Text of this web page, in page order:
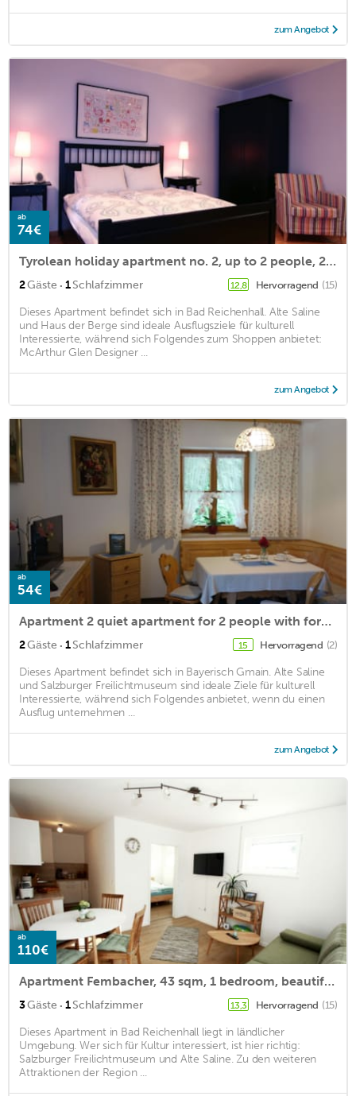
zum Angebot
ab
74€
Tyrolean holiday apartment no. 2, up to 2 people, 25 square meters
2Gäste · 1Schlafzimmer 12,8 Hervorragend (15)
Dieses Apartment befindet sich in Bad Reichenhall. Alte Saline
und Haus der Berge sind ideale Ausflugsziele für kulturell
Interessierte, während sich Folgendes zum Shoppen anbietet:
McArthur Glen Designer ...
zum Angebot
ab
54€
Apartment 2 quiet apartment for 2 people with forest views
2Gäste · 1Schlafzimmer 15 Hervorragend (2)
Dieses Apartment befindet sich in Bayerisch Gmain. Alte Saline
und Salzburger Freilichtmuseum sind ideale Ziele für kulturell
Interessierte, während sich Folgendes anbietet, wenn du einen
Ausflug unternehmen ...
zum Angebot
ab
110€
Apartment Fembacher, 43 sqm, 1 bedroom, beautiful sun terrace
3Gäste · 1Schlafzimmer 13,3 Hervorragend (15)
Dieses Apartment in Bad Reichenhall liegt in ländlicher
Umgebung. Wer sich für Kultur interessiert, ist hier richtig:
Salzburger Freilichtmuseum und Alte Saline. Zu den weiteren
Attraktionen der Region ...